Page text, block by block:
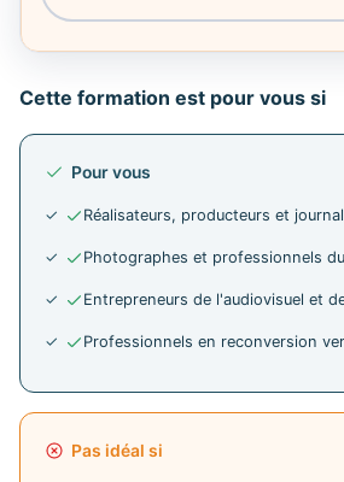
Cette formation est pour vous si
Pour vous
Réalisateurs, producteurs et
Photographes et professionnels
Entrepreneurs de l'audiovisuel et
Professionnels en reconversion
Pas idéal si